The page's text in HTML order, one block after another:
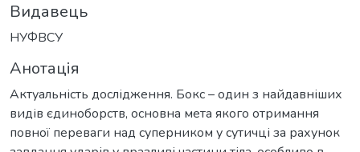
Видавець
НУФВСУ
Анотація
Актуальність дослідження. Бокс – один з найдавніших
видів єдиноборств, основна мета якого отримання
повної переваги над суперником у сутичці за рахунок